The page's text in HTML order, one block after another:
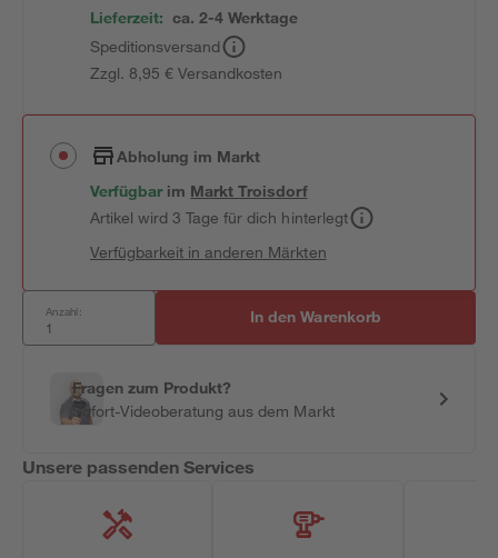
Lieferzeit: ca. 2-4 Werktage
Speditionsversand
Zzgl. 8,95 € Versandkosten
Abholung im Markt
Verfügbar im MarktTroisdorf
Artikel wird 3 Tage für dich hinterlegt
Verfügbarkeit in anderen Märkten
Anzahl: In den Warenkorb
Fragen zum Produkt?
Sofort-Videoberatung aus dem Markt
Unsere passenden Services